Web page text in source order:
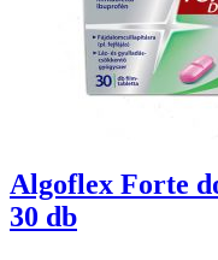
Algoflex Forte
30 db